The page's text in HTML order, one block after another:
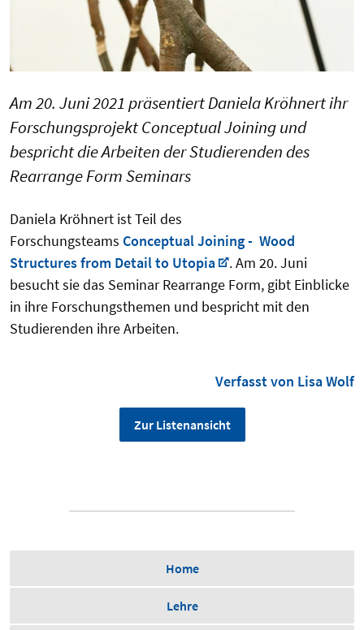
Am 20. Juni 2021 präsentiert Daniela Kröhnert ihr
Forschungsprojekt Conceptual Joining und
bespricht die Arbeiten der Studierenden des
Rearrange Form Seminars
Daniela Kröhnert ist Teil des
Forschungsteams Conceptual Joining - Wood
Structures from Detail to Utopia
. Am 20. Juni
besucht sie das Seminar Rearrange Form, gibt Einblicke
in ihre Forschungsthemen und bespricht mit den
Studierenden ihre Arbeiten.
Verfasst von Lisa Wolf
Zur Listenansicht
Home
Lehre